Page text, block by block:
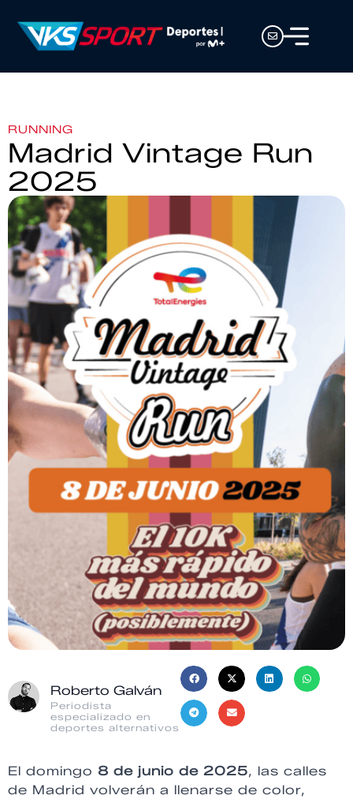
RUNNING
Madrid Vintage Run
2025
Roberto Galván
Periodista
especializado en
deportes alternativos
El domingo 8 de junio de 2025, las calles
de Madrid volverán a llenarse de color,